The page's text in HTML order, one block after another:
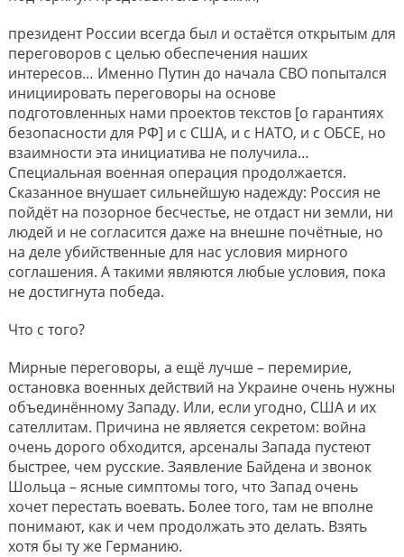
президент России всегда был и остаётся открытым для
переговоров с целью обеспечения наших
интересов… Именно Путин до начала СВО попытался
инициировать переговоры на основе
подготовленных нами проектов текстов [о гарантиях
безопасности для РФ] и с США, и с НАТО, и с ОБСЕ, но
взаимности эта инициатива не получила…
Специальная военная операция продолжается.
Сказанное внушает сильнейшую надежду: Россия не
пойдёт на позорное бесчестье, не отдаст ни земли, ни
людей и не согласится даже на внешне почётные, но
на деле убийственные для нас условия мирного
соглашения. А такими являются любые условия, пока
не достигнута победа.
Что с того?
Мирные переговоры, а ещё лучше – перемирие,
остановка военных действий на Украине очень нужны
объединённому Западу. Или, если угодно, США и их
сателлитам. Причина не является секретом: война
очень дорого обходится, арсеналы Запада пустеют
быстрее, чем русские. Заявление Байдена и звонок
Шольца – ясные симптомы того, что Запад очень
хочет перестать воевать. Более того, там не вполне
понимают, как и чем продолжать это делать. Взять
хотя бы ту же Германию.